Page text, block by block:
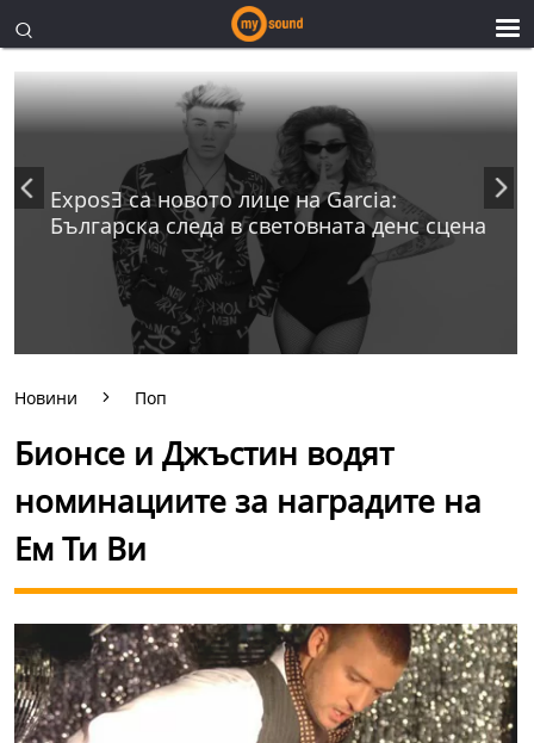
ExposƎ са новото лице на Garcia:
Българска следа в световната денс сцена
Новини Поп
Бионсе и Джъстин водят
номинациите за наградите на
Ем Ти Ви